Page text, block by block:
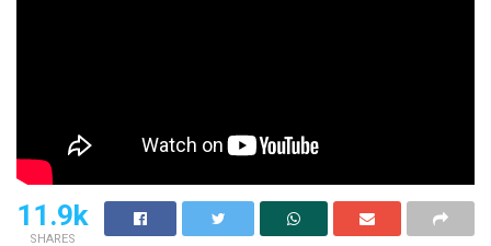
11.9k
SHARES